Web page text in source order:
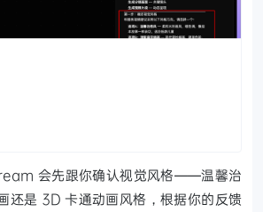
会先跟你确认视觉风格——温馨治
还是 3D 卡通动画风格，根据你的反馈